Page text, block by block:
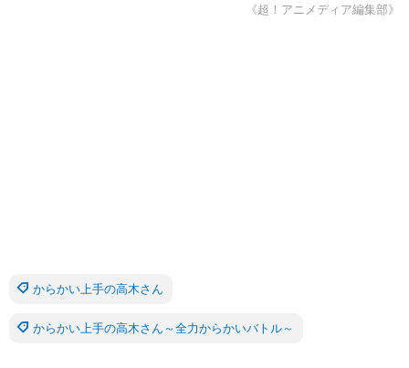
《超！アニメディア編集部》
からかい上手の高木さん
からかい上手の高木さん～全力からかいバトル～